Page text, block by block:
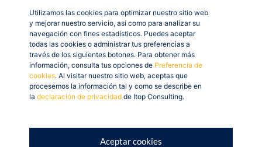
Utilizamos las cookies para optimizar nuestro sitio web
y mejorar nuestro servicio, así como para analizar su
navegación con fines estadísticos. Puedes aceptar
todas las cookies o administrar tus preferencias a
través de los siguientes botones. Para obtener más
información, consulta tus opciones de Preferencia de
cookies. Al visitar nuestro sitio web, aceptas que
procesemos la información tal y como se describe en
la declaración de privacidad de Itop Consulting.
Aceptar cookies